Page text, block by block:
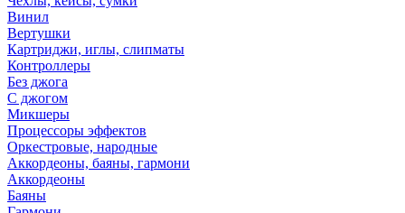
Винил
Вертушки
Картриджи, иглы, слипматы
Контроллеры
Без джога
С джогом
Микшеры
Процессоры эффектов
Оркестровые, народные
Аккордеоны, баяны, гармони
Аккордеоны
Баяны